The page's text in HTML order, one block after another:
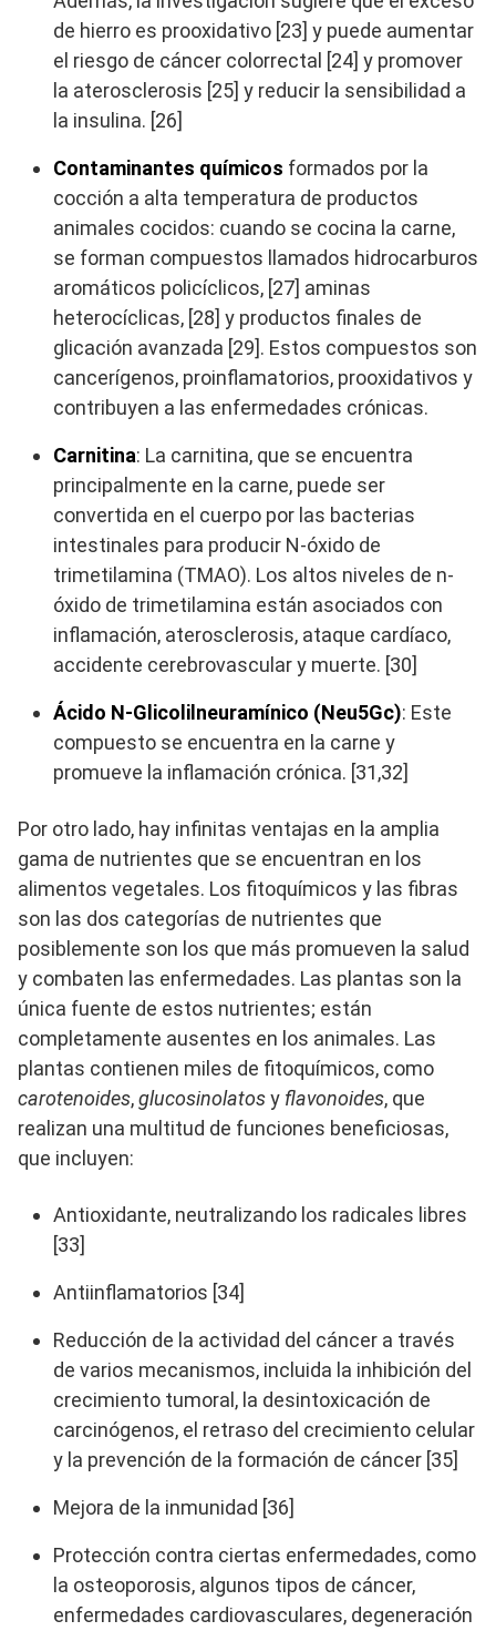
de hierro es prooxidativo [23] y puede aumentar
el riesgo de cáncer colorrectal [24] y promover
la aterosclerosis [25] y reducir la sensibilidad a
la insulina. [26]
Contaminantes químicos formados por la
cocción a alta temperatura de productos
animales cocidos: cuando se cocina la carne,
se forman compuestos llamados hidrocarburos
aromáticos policíclicos, [27] aminas
heterocíclicas, [28] y productos finales de
glicación avanzada [29]. Estos compuestos son
cancerígenos, proinflamatorios, prooxidativos y
contribuyen a las enfermedades crónicas.
Carnitina: La carnitina, que se encuentra
principalmente en la carne, puede ser
convertida en el cuerpo por las bacterias
intestinales para producir N-óxido de
trimetilamina (TMAO). Los altos niveles de n-
óxido de trimetilamina están asociados con
inflamación, aterosclerosis, ataque cardíaco,
accidente cerebrovascular y muerte. [30]
Ácido N-Glicolilneuramínico (Neu5Gc): Este
compuesto se encuentra en la carne y
promueve la inflamación crónica. [31,32]
Por otro lado, hay infinitas ventajas en la amplia
gama de nutrientes que se encuentran en los
alimentos vegetales. Los fitoquímicos y las fibras
son las dos categorías de nutrientes que
posiblemente son los que más promueven la salud
y combaten las enfermedades. Las plantas son la
única fuente de estos nutrientes; están
completamente ausentes en los animales. Las
plantas contienen miles de fitoquímicos, como
carotenoides,glucosinolatosy flavonoides, que
realizan una multitud de funciones beneficiosas,
que incluyen:
Antioxidante, neutralizando los radicales libres
[33]
Antiinflamatorios [34]
Reducción de la actividad del cáncer a través
de varios mecanismos, incluida la inhibición del
crecimiento tumoral, la desintoxicación de
carcinógenos, el retraso del crecimiento celular
y la prevención de la formación de cáncer [35]
Mejora de la inmunidad [36]
Protección contra ciertas enfermedades, como
la osteoporosis, algunos tipos de cáncer,
enfermedades cardiovasculares, degeneración